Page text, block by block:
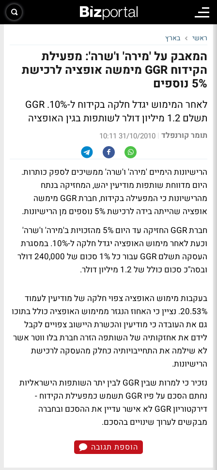
ראשי בארץ
המאבק על 'מירה' ו'שרה': מפעילת
הקידוח GGR מימשה אופציה לרכישת
5% נוספים
לאחר המימוש יגדל חלקה בקידוח ל-10%. GGR
תשלם 1.2 מיליון דולר לשותפות בגין האופציה
תומר קורנפלד |
31/10/2010 10:11
הרישיונות הימיים 'מירה' ו'שרה' ממשיכים לספק כותרות.
היום מדווחת שותפות מודיעין יהש, המחזיקה בנתח
מהרישיונות כי המפעילה בקידוח, חברת GGR מימשה
אופציה שהייתה בידה לרכישת 5% נוספים מן הרישיונות.
חברת GGR החזיקה עד היום 5% מהזכויות ב'מירה' ו'שרה'
וכעת לאחר מימוש האופציה יגדל חלקה ל-10%. במסגרת
העסקה תשלם GGR עבור כל 1% סכום של 240,000 דולר
ובסה"כ סכום כולל של 1.2 מיליון דולר.
בעקבות מימוש האופציה צפוי חלקה של מודיעין לעמוד
20.53%. נציין כי האחוז הנגזר ממימוש האופציה כולל בתוכו
גם את העובדה כי מודיעין והכשרת היישוב צפויים לקבל
לידם את אחזקותיה של השותפה הזרה חברת בלו ווטר אשר
לא שילמה את התחייבויותיה כחלק מהעסקה לרכישת
הרישיונות.
נזכיר כי למרות שבין GGR לבין יתר השותפות הישראליות
נחתם הסכם על פיו GGR תשמש כמפעילת הקידוח -
דירקטוריון GGR לא אישר עדיין את ההסכם ובחברה
מבקשים לערוך שינויים בהסכם.
הוספת תגובה